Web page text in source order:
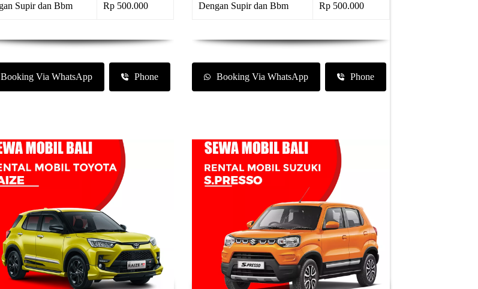
Supir dan Bbm Rp 500.000
Booking Via WhatsApp Phone
Dengan Supir dan Bbm Rp 500.000
Booking Via WhatsApp Phone